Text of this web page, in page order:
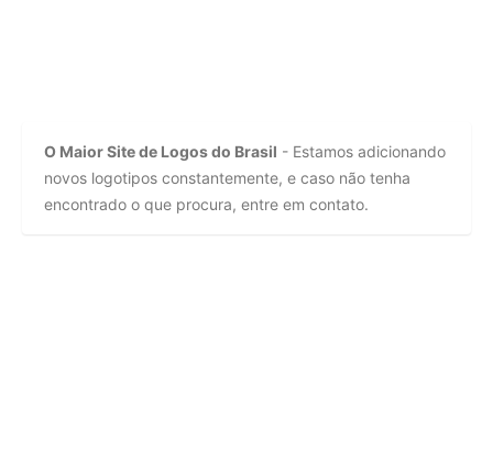
O Maior Site de Logos do Brasil - Estamos adicionando
novos logotipos constantemente, e caso não tenha
encontrado o que procura, entre em contato.